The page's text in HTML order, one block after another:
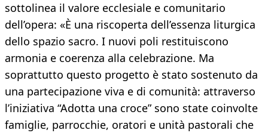
sottolinea il valore ecclesiale e comunitario
dell’opera: «È una riscoperta dell’essenza liturgica
dello spazio sacro. I nuovi poli restituiscono
armonia e coerenza alla celebrazione. Ma
soprattutto questo progetto è stato sostenuto da
una partecipazione viva e di comunità: attraverso
l’iniziativa “Adotta una croce” sono state coinvolte
famiglie, parrocchie, oratori e unità pastorali che